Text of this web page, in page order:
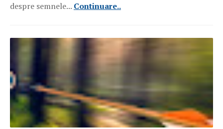
despre semnele... Continuare..